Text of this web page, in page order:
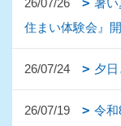
住まい体験会』
26/07/24 夕日
26/07/19
令和